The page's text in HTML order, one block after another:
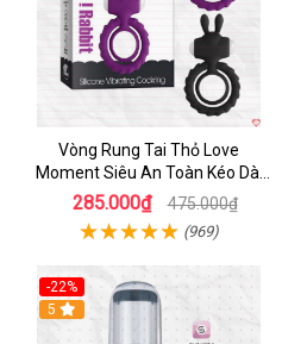
Vòng Rung Tai Thỏ Love
Moment Siêu An Toàn Kéo Dài
Thời Gian
285.000₫ 475.000₫
(969)
-22%
5